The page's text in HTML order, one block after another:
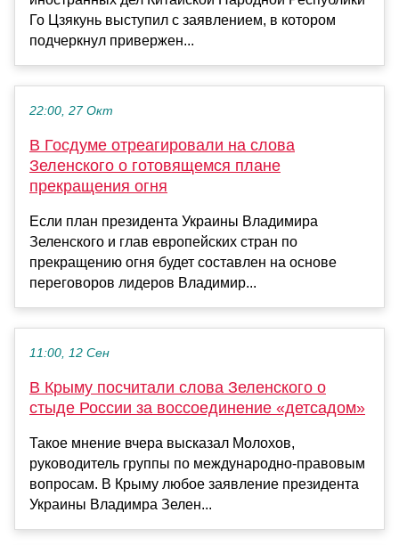
Го Цзякунь выступил с заявлением, в котором
подчеркнул привержен...
22:00, 27 Окт
В Госдуме отреагировали на слова
Зеленского о готовящемся плане
прекращения огня
Если план президента Украины Владимира
Зеленского и глав европейских стран по
прекращению огня будет составлен на основе
переговоров лидеров Владимир...
11:00, 12 Сен
В Крыму посчитали слова Зеленского о
стыде России за воссоединение «детсадом»
Такое мнение вчера высказал Молохов,
руководитель группы по международно-правовым
вопросам. В Крыму любое заявление президента
Украины Владимра Зелен...